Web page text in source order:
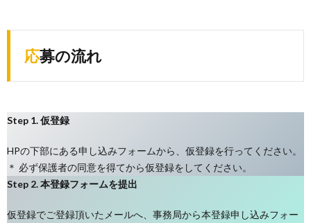
応募の流れ
Step 1. 仮登録
HPの下部にある申し込みフォームから、仮登録を行ってください。
＊ 必ず保護者の同意を得てから仮登録をしてください。
Step 2. 本登録フォームを提出
仮登録でご登録頂いたメールへ、事務局から本登録申し込みフォー